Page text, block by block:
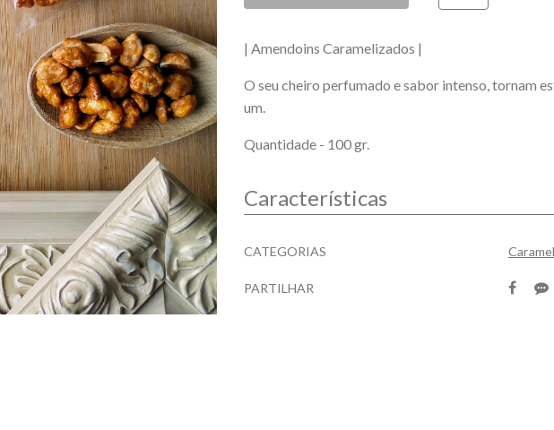
| Amendoins Caramelizados |
O seu cheiro perfumado e sabor intenso, tornam
um.
Quantidade - 100 gr.
Características
Características
CATEGORIAS
PARTILHAR